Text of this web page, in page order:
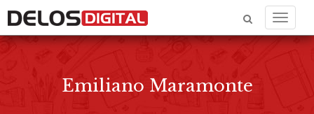
Menu
Emiliano Maramonte